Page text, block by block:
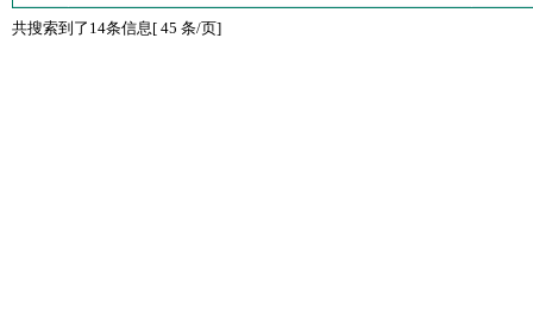
共搜索到了14条信息[ 45 条/页]